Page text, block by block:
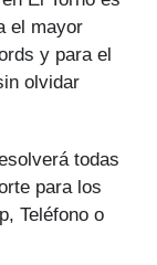
el mayor
y para el
olvidar
todas
para los
Teléfono o